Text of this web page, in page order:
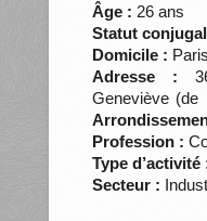
Âge : 26 ans
Statut
Domicile :
Adresse :
Geneviève (de
Profession :
Type d’activité
Secteur :